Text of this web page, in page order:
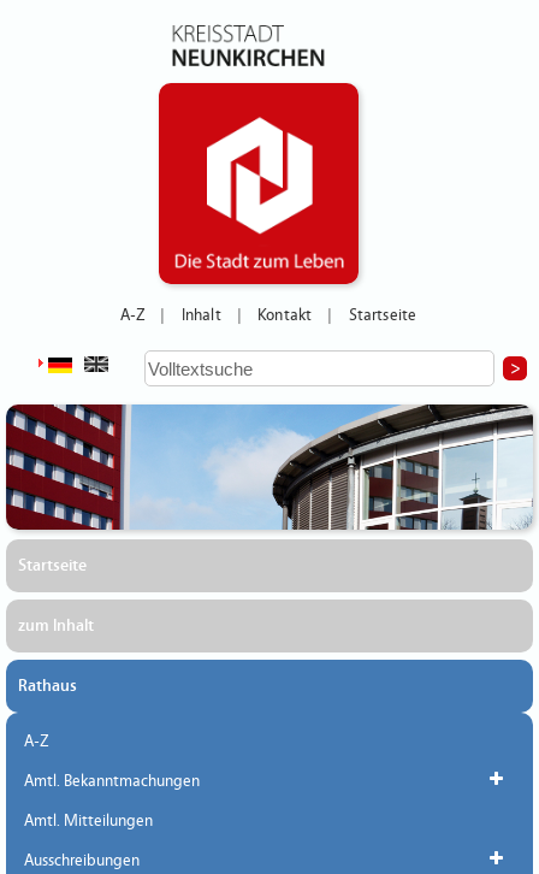
A-Z Inhalt Kontakt Startseite
Startseite
zum Inhalt
Rathaus
A-Z
Amtl. Bekanntmachungen
Amtl. Mitteilungen
Ausschreibungen